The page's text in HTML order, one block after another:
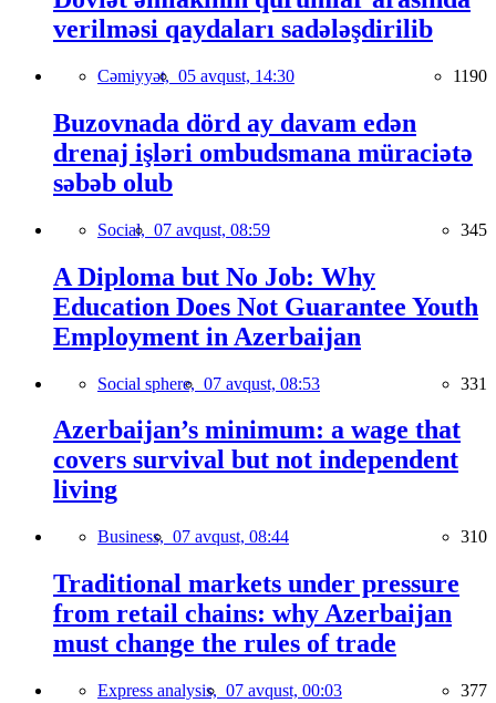
verilməsi qaydaları sadələşdirilib
Cəmiyyət, 05 avqust, 14:30 1190
Buzovnada dörd ay davam edən
drenaj işləri ombudsmana müraciətə
səbəb olub
Social, 07 avqust, 08:59 345
A Diploma but No Job: Why
Education Does Not Guarantee Youth
Employment in Azerbaijan
Social sphere, 07 avqust, 08:53 331
Azerbaijan’s minimum: a wage that
covers survival but not independent
living
Business, 07 avqust, 08:44 310
Traditional markets under pressure
from retail chains: why Azerbaijan
must change the rules of trade
Express analysis, 07 avqust, 00:03 377